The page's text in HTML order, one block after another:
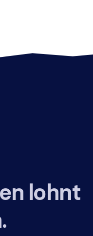
lohnt